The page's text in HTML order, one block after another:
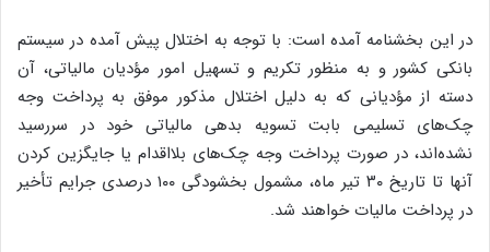
در این بخشنامه آمده است: با توجه به اختلال پیش آمده در سیستم
بانکی کشور و به منظور تکریم و تسهیل امور مؤدیان مالیاتی، آن
دسته از مؤدیانی که به دلیل اختلال مذکور موفق به پرداخت وجه
چک‌های تسلیمی بابت تسویه بدهی مالیاتی خود در سررسید
نشده‌اند، در صورت پرداخت وجه چک‌های بلااقدام یا جایگزین کردن
آنها تا تاریخ ۳۰ تیر ماه، مشمول بخشودگی ۱۰۰ درصدی جرایم تأخیر
در پرداخت مالیات خواهند شد.